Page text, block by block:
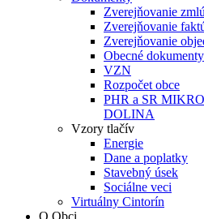
Zverejňovanie
Zverejňovanie
Zverejňovanie
Obecné dokumenty
VZN
Rozpočet obce
PHR a SR
DOLINA
Vzory tlačív
Energie
Dane a poplatky
Stavebný úsek
Sociálne veci
Virtuálny Cintorín